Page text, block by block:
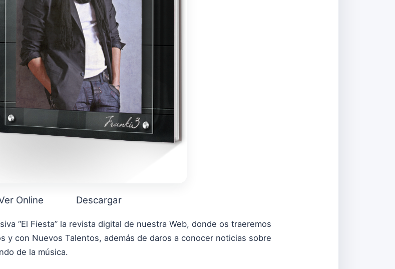
Online Descargar
“El Fiesta” la revista digital de nuestra Web, donde os traeremos
y con Nuevos Talentos, además de daros a conocer noticias sobre
de la música.